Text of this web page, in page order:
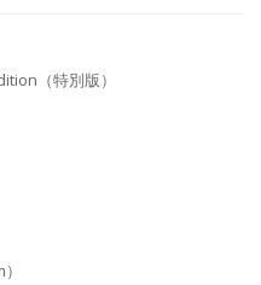
（特別版）